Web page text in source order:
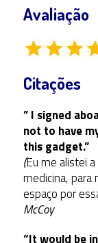
Avaliação
Citações
” I signed
not to have
this gadget.”
(Eu me alistei
medicina,
espaço por
McCoy
“It would be